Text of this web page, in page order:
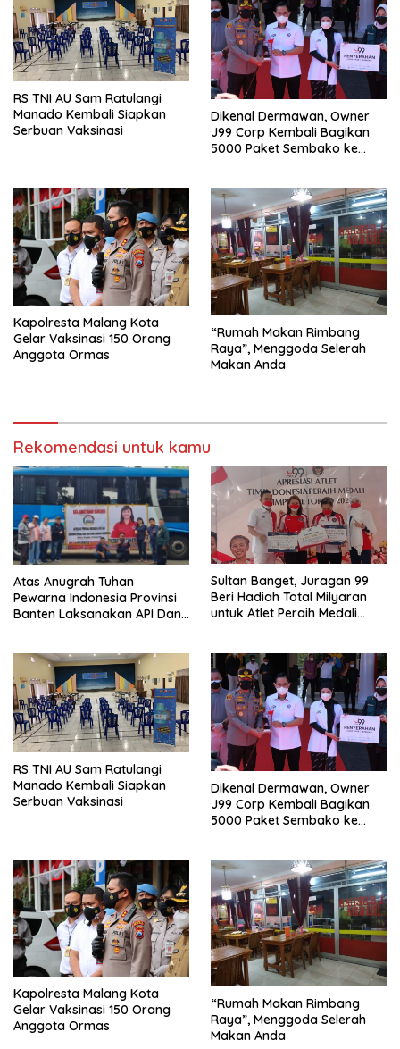
RS TNI AU Sam Ratulangi
Manado Kembali Siapkan
Serbuan Vaksinasi
Dikenal Dermawan, Owner
J99 Corp Kembali Bagikan
5000 Paket Sembako ke
Kapolresta Malang Kota
Gelar Vaksinasi 150 Orang
Anggota Ormas
“Rumah Makan Rimbang
Raya”, Menggoda Selerah
Makan Anda
Rekomendasi untuk kamu
Atas Anugrah Tuhan
Pewarna Indonesia Provinsi
Banten Laksanakan API Dan
Sultan Banget, Juragan 99
Beri Hadiah Total Milyaran
untuk Atlet Peraih Medali
RS TNI AU Sam Ratulangi
Manado Kembali Siapkan
Serbuan Vaksinasi
Dikenal Dermawan, Owner
J99 Corp Kembali Bagikan
5000 Paket Sembako ke
Kapolresta Malang Kota
Gelar Vaksinasi 150 Orang
Anggota Ormas
“Rumah Makan Rimbang
Raya”, Menggoda Selerah
Makan Anda